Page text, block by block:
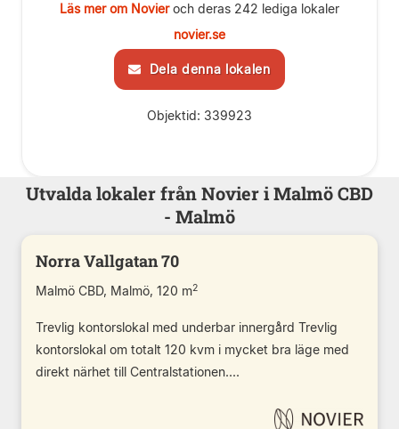
Läs mer om Novieroch deras 242 lediga lokaler
novier.se
Dela denna lokalen
Objektid: 339923
Utvalda lokaler från Novier i Malmö CBD
- Malmö
Norra Vallgatan 70
Malmö CBD, Malmö, 120 m2
Trevlig kontorslokal med underbar innergård Trevlig
kontorslokal om totalt 120 kvm i mycket bra läge med
direkt närhet till Centralstationen....